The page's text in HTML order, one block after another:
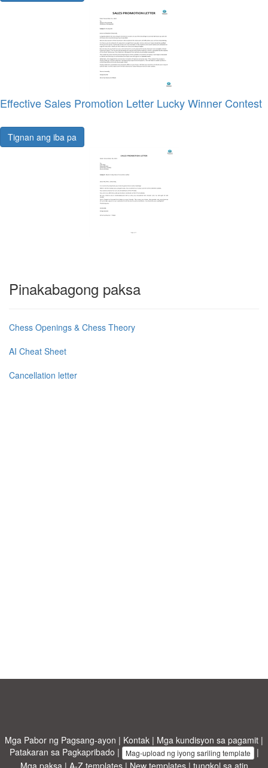
Effective Sales Promotion Letter Lucky Winner Contest
Tignan ang iba pa
Pinakabagong paksa
Chess Openings & Chess Theory
AI Cheat Sheet
Cancellation letter
Mga Pabor ng Pagsang-ayon | Kontak | Mga kundisyon sa pagamit |
Patakaran sa Pagkapribado | Mag-upload ng iyong sariling template
|